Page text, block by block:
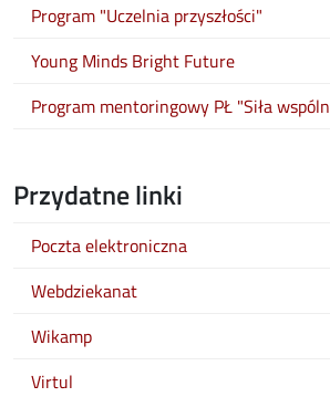
Program "Uczelnia przyszłości"
Young Minds Bright Future
Program mentoringowy PŁ "Siła
Przydatne linki
Poczta elektroniczna
Webdziekanat
Wikamp
Virtul